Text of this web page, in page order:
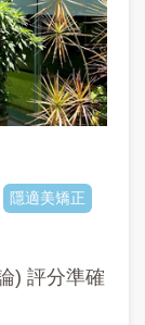
隱適美矯正
) 評分準確